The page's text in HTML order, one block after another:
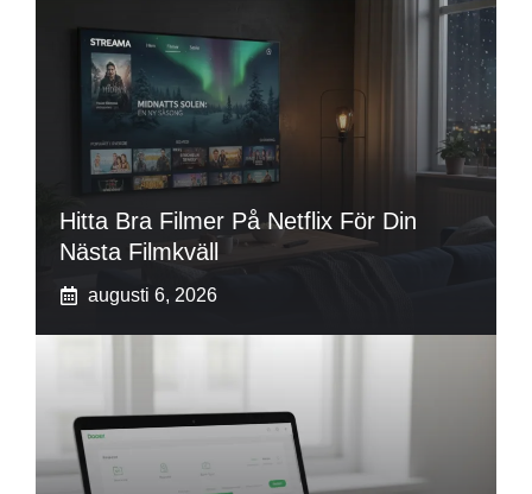
Hitta Bra Filmer På Netflix För Din
Nästa Filmkväll
augusti 6, 2026